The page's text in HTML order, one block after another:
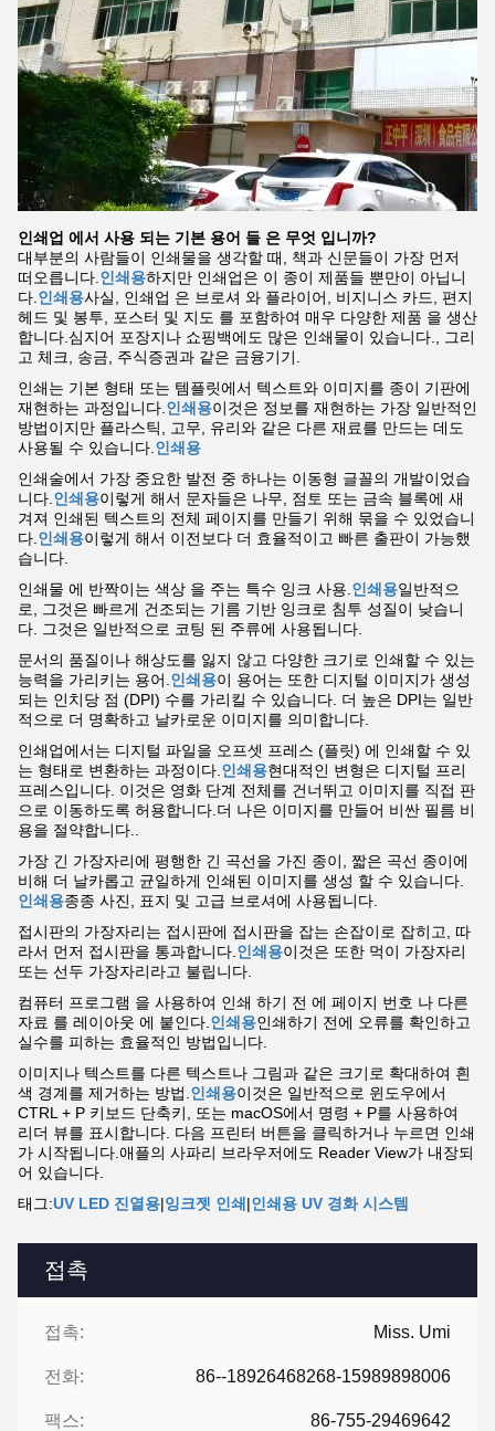
접촉
접촉: Miss. Umi
전화: 86--18926468268-15989898006
팩스: 86-755-29469642
인쇄업 에서 사용 되는 기본 용어 들 은 무엇 입니까?
대부분의 사람들이 인쇄물을 생각할 때, 책과 신문들이 가장 먼저
떠오릅니다. 인쇄용하지만 인쇄업은 이 종이 제품들 뿐만이 아닙니
다. 인쇄용사실, 인쇄업 은 브로셔 와 플라이어, 비지니스 카드, 편지
헤드 및 봉투, 포스터 및 지도 를 포함하여 매우 다양한 제품 을 생산
합니다.심지어 포장지나 쇼핑백에도 많은 인쇄물이 있습니다., 그리
고 체크, 송금, 주식증권과 같은 금융기기.
인쇄는 기본 형태 또는 템플릿에서 텍스트와 이미지를 종이 기판에
재현하는 과정입니다. 인쇄용이것은 정보를 재현하는 가장 일반적인
방법이지만 플라스틱, 고무, 유리와 같은 다른 재료를 만드는 데도
사용될 수 있습니다. 인쇄용
인쇄술에서 가장 중요한 발전 중 하나는 이동형 글꼴의 개발이었습
니다. 인쇄용이렇게 해서 문자들은 나무, 점토 또는 금속 블록에 새
겨져 인쇄된 텍스트의 전체 페이지를 만들기 위해 묶을 수 있었습니
다. 인쇄용이렇게 해서 이전보다 더 효율적이고 빠른 출판이 가능했
습니다.
인쇄물 에 반짝이는 색상 을 주는 특수 잉크 사용. 인쇄용일반적으
로, 그것은 빠르게 건조되는 기름 기반 잉크로 침투 성질이 낮습니
다. 그것은 일반적으로 코팅 된 주류에 사용됩니다.
문서의 품질이나 해상도를 잃지 않고 다양한 크기로 인쇄할 수 있는
능력을 가리키는 용어. 인쇄용이 용어는 또한 디지털 이미지가 생성
되는 인치당 점 (DPI) 수를 가리킬 수 있습니다. 더 높은 DPI는 일반
적으로 더 명확하고 날카로운 이미지를 의미합니다.
인쇄업에서는 디지털 파일을 오프셋 프레스 (플릿) 에 인쇄할 수 있
는 형태로 변환하는 과정이다. 인쇄용현대적인 변형은 디지털 프리
프레스입니다. 이것은 영화 단계 전체를 건너뛰고 이미지를 직접 판
으로 이동하도록 허용합니다.더 나은 이미지를 만들어 비싼 필름 비
용을 절약합니다..
가장 긴 가장자리에 평행한 긴 곡선을 가진 종이, 짧은 곡선 종이에
비해 더 날카롭고 균일하게 인쇄된 이미지를 생성 할 수 있습니다.
인쇄용종종 사진, 표지 및 고급 브로셔에 사용됩니다.
접시판의 가장자리는 접시판에 접시판을 잡는 손잡이로 잡히고, 따
라서 먼저 접시판을 통과합니다. 인쇄용이것은 또한 먹이 가장자리
또는 선두 가장자리라고 불립니다.
컴퓨터 프로그램 을 사용하여 인쇄 하기 전 에 페이지 번호 나 다른
자료 를 레이아웃 에 붙인다. 인쇄용인쇄하기 전에 오류를 확인하고
실수를 피하는 효율적인 방법입니다.
이미지나 텍스트를 다른 텍스트나 그림과 같은 크기로 확대하여 흰
색 경계를 제거하는 방법. 인쇄용이것은 일반적으로 윈도우에서
CTRL + P 키보드 단축키, 또는 macOS에서 명령 + P를 사용하여
리더 뷰를 표시합니다. 다음 프린터 버튼을 클릭하거나 누르면 인쇄
가 시작됩니다.애플의 사파리 브라우저에도 Reader View가 내장되
어 있습니다.
태그:UV LED 진열용|잉크젯 인쇄 |인쇄용 UV 경화 시스템